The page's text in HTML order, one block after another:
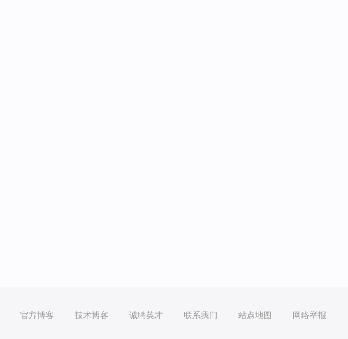
官方博客 技术博客 诚聘英才 联系我们 站点地图 网络举报